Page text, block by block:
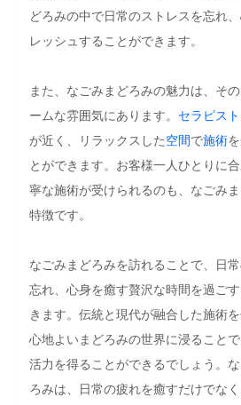
どろみの中で日常のストレスを忘れ
レッシュすることができます。
また、なごみまどろみの魅力は、そ
ームな雰囲気にあります。 セラピスト
が近く、リラックスした空間で施術
とができます。お客様一人ひとりに
寧な施術が受けられるのも、なごみ
特徴です。
なごみまどろみを訪れることで、日
忘れ、心身を癒す贅沢な時間を過ご
きます。伝統と現代が融合した施術を
心地よいまどろみの世界に浸ること
活力を得ることができるでしょう。
ろみは、日常の疲れを癒すだけでな